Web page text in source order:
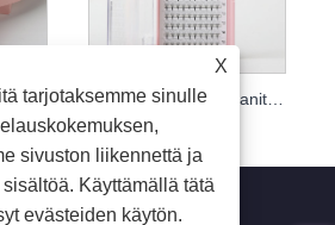
6D
X
tarjotaksemme sinulle
sivuston liikennettä ja
Käyttämällä tätä
evästeiden käytön.